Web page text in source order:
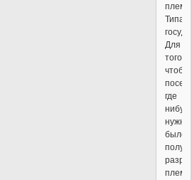
Типа
Для
того,
чтобы
где
нужно
было